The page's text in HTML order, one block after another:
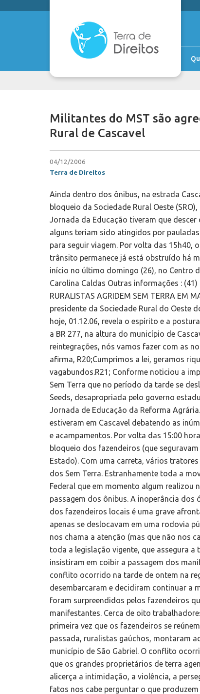
Militantes do MST são
Rural de Cascavel
04/12/2006
Terra de Direitos
Ainda dentro dos ônibus, na estrada
bloqueio da Sociedade Rural Oeste
Jornada da Educação tiveram que
alguns teriam sido atingidos por
para seguir viagem. Por volta das 15h40,
trânsito permanece já está obstruído há
início no último domingo (26), no Centro
Carolina Caldas Outras informações :
RURALISTAS AGRIDEM SEM TERRA EM
presidente da Sociedade Rural do Oeste
hoje, 01.12.06, revela o espírito e a
a BR 277, na altura do município de
reintegrações, nós vamos fazer com as
afirma, R20;Cumprimos a lei, geramos
vagabundos.R21; Conforme noticiou a
Sem Terra que no período da tarde se
Seeds, desapropriada pelo governo
Jornada de Educação da Reforma
estiveram em Cascavel debatendo as
e acampamentos. Por volta das 15:00
bloqueio dos fazendeiros (que
Estado). Com uma carreta, vários
dos Sem Terra. Estranhamente toda a
Federal que em momento algum
passagem dos ônibus. A inoperância dos
dos fazendeiros locais é uma grave
apenas se deslocavam em uma rodovia
nos chama a atenção (mas que não nos
toda a legislação vigente, que assegura
insistiram em coibir a passagem dos
conflito ocorrido na tarde de ontem na
desembarcaram e decidiram continuar a
foram surpreendidos pelos fazendeiros
manifestantes. Cerca de oito
primeira vez que os fazendeiros se
passada, ruralistas gaúchos, montaram
município de São Gabriel. O conflito
que os grandes proprietários de terra
alicerça a intimidação, a violência, a
fatos nos cabe perguntar o que